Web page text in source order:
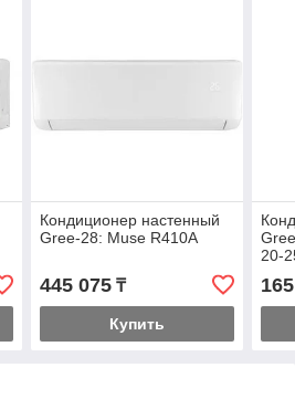
Кондиционер настенный
Gree-28: Muse R410A
445 075₸
Купить
20-